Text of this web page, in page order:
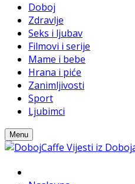
Doboj
Zdravlje
Seks i ljubav
Filmovi i serije
Mame i bebe
Hrana i piće
Zanimljivosti
Sport
Ljubimci
Menu